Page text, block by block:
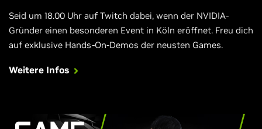
Seid um 18.00 Uhr auf Twitch dabei, wenn der NVIDIA-
Gründer einen besonderen Event in Köln eröffnet. Freu dich
auf exklusive Hands-On-Demos der neusten Games.
Weitere Infos